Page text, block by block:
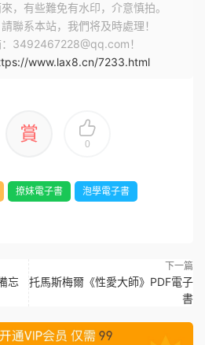
有些難免有水印，介意慎拍。
系本站，我們将及時處理！
3492467228@qq.com！
www.lax8.cn/7233.html
賞 0
撩妹電子書 泡學電子書
忘
下一篇
托馬斯梅爾《性愛大師》PDF電子
書